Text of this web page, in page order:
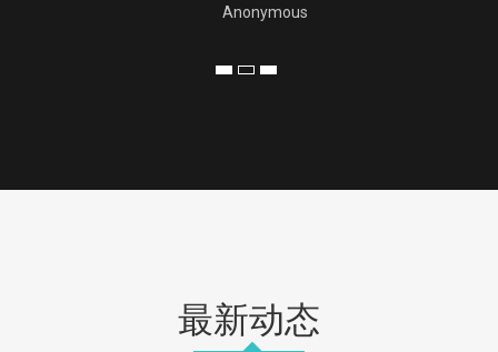
Anonymous
最新动态